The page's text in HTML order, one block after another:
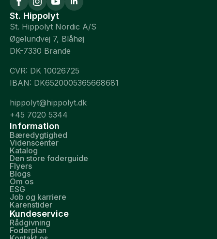
St. Hippolyt
St. Hippolyt Nordic A/S
Øgelundvej 7, Blåhøj
DK-7330 Brande
CVR: DK 10026725
IBAN: DK6520005365668681
hippolyt@hippolyt.dk
+45 7020 5344
Information
Bæredygtighed
Videnscenter
Katalog
Den store foderguide
Flyers
Blogs
Om os
ESG
Job og karriere
Karenstider
Kundeservice
Rådgivning
Foderplan